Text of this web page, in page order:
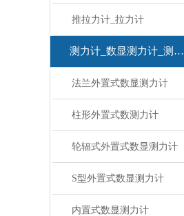
推拉力计_拉力计
测力计_数显测力计_测力计
法兰外置式数显测力计
柱形外置式数测力计
轮辐式外置式数显测力计
S型外置式数显测力计
内置式数显测力计